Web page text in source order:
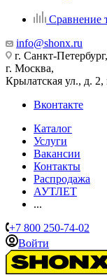
Сравнение
info@shonx.ru
г. Санкт-
г. Москва,
Крылатская ул., д. 2,
Вконтакте
Каталог
Услуги
Вакансии
Контакты
Распродажа
АУТЛЕТ
...
+7 800 250-74-02
Войти